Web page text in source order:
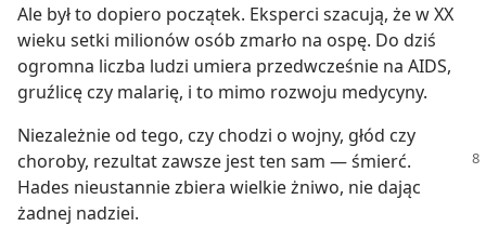
Ale był to dopiero początek. Eksperci szacują, że w XX
wieku setki milionów osób zmarło na ospę. Do dziś
ogromna liczba ludzi umiera przedwcześnie na AIDS,
gruźlicę czy malarię, i to mimo rozwoju medycyny.
Niezależnie od tego, czy chodzi o wojny, głód czy
choroby, rezultat zawsze jest ten sam — śmierć.
Hades nieustannie zbiera wielkie żniwo, nie dając
żadnej nadziei.